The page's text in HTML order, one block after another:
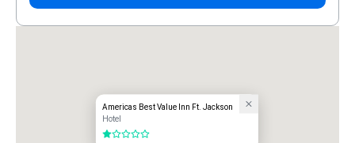
Americas Best Value Inn Ft. Jackson
Hotel
1 van 5